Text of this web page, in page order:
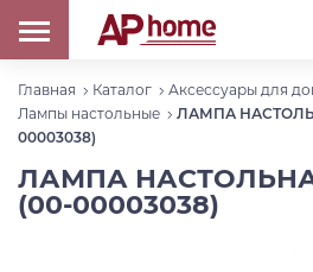
Главная Каталог Аксессуары для
Лампы настольные
ЛАМПА
00003038)
ЛАМПА
(00-00003038)